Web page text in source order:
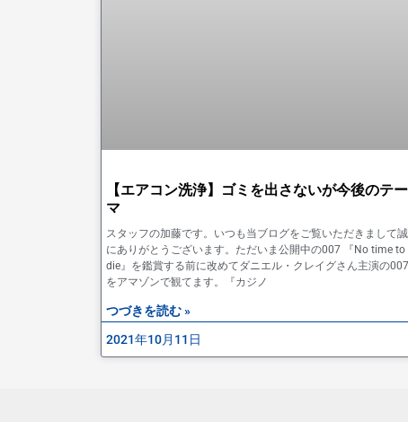
【エアコン洗浄】ゴミを出さないが今後のテー
マ
スタッフの加藤です。いつも当ブログをご覧いただきまして誠
にありがとうございます。ただいま公開中の007 『No time to
die』を鑑賞する前に改めてダニエル・クレイグさん主演の007
をアマゾンで観てます。『カジノ
つづきを読む »
2021年10月11日